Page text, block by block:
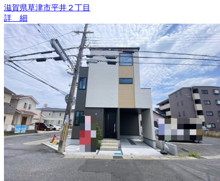
滋賀県草津市平井２丁目
詳 細